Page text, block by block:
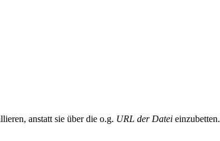
anstatt sie über die o.g. URL der Datei einzubetten.